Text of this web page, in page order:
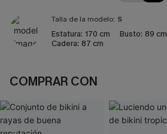
Talla de la modelo: S
Estatura: 170 cm Busto: 89 cm
Cadera: 87 cm
COMPRAR CON